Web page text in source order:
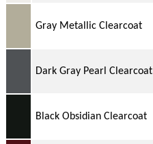
Gray Metallic Clearcoat
Dark Gray Pearl Clearcoat
Black Obsidian Clearcoat